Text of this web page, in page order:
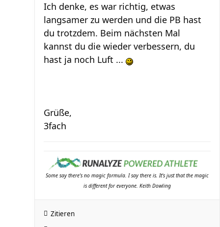
Ich denke, es war richtig, etwas
langsamer zu werden und die PB hast
du trotzdem. Beim nächsten Mal
kannst du die wieder verbessern, du
hast ja noch Luft ...
Grüße,
3fach
Some say there's no magic formula. I say there is. It's just that the magic
is different for everyone. Keith Dowling
Zitieren